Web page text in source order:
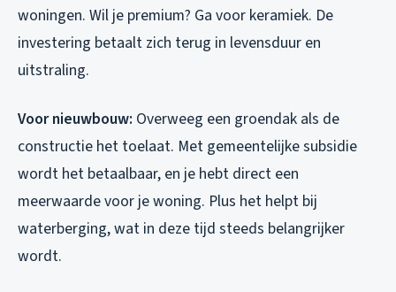
woningen. Wil je premium? Ga voor keramiek. De
investering betaalt zich terug in levensduur en
uitstraling.
Voor nieuwbouw: Overweeg een groendak als de
constructie het toelaat. Met gemeentelijke subsidie
wordt het betaalbaar, en je hebt direct een
meerwaarde voor je woning. Plus het helpt bij
waterberging, wat in deze tijd steeds belangrijker
wordt.